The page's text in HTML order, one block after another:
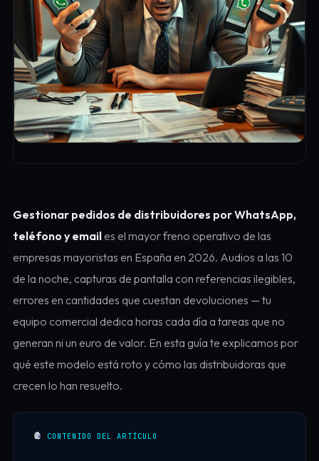
Gestionar pedidos de distribuidores por WhatsApp,
teléfono y email es el mayor freno operativo de las
empresas mayoristas en España en 2026. Audios a las 10
de la noche, capturas de pantalla con referencias ilegibles,
errores en cantidades que cuestan devoluciones — tu
equipo comercial dedica horas cada día a tareas que no
generan ni un euro de valor. En esta guía te explicamos por
qué este modelo está roto y cómo las distribuidoras que
crecen lo han resuelto.
CONTENIDO DEL ARTÍCULO